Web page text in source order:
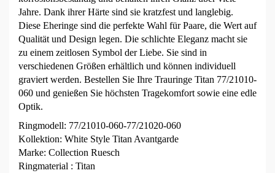
Jahre. Dank ihrer Härte sind sie kratzfest und langlebig.
Diese Eheringe sind die perfekte Wahl für Paare, die Wert auf
Qualität und Design legen. Die schlichte Eleganz macht sie
zu einem zeitlosen Symbol der Liebe. Sie sind in
verschiedenen Größen erhältlich und können individuell
graviert werden. Bestellen Sie Ihre Trauringe Titan 77/21010-
060 und genießen Sie höchsten Tragekomfort sowie eine edle
Optik.
Ringmodell: 77/21010-060-77/21020-060
Kollektion: White Style Titan Avantgarde
Marke: Collection Ruesch
Ringmaterial : Titan